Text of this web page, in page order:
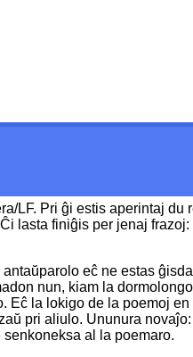
LF. Pri ĝi estis aperintaj du
lasta finiĝis per jenaj
eĉ ne estas
nun, kiam la
la lokigo de la poemoj
pri aliulo. Ununura
al la poemaro.